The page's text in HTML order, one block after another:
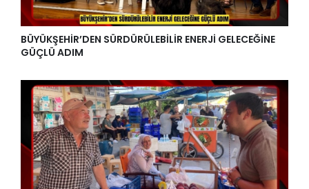
BÜYÜKŞEHİR’DEN SÜRDÜRÜLEBİLİR ENERJİ GELECEĞİNE
GÜÇLÜ ADIM